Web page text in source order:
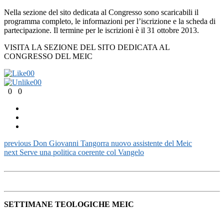
Nella sezione del sito dedicata al Congresso sono scaricabili il
programma completo, le informazioni per l’iscrizione e la scheda di
partecipazione. Il termine per le iscrizioni è il 31 ottobre 2013.
VISITA LA SEZIONE DEL SITO DEDICATA AL
CONGRESSO DEL MEIC
00
00
0
0
previous Don Giovanni Tangorra nuovo assistente del Meic
next Serve una politica coerente col Vangelo
SETTIMANE TEOLOGICHE MEIC